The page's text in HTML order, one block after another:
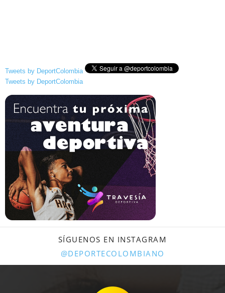
Tweets by DeportColombia
Tweets by DeportColombia
SÍGUENOS EN INSTAGRAM
@DEPORTECOLOMBIANO